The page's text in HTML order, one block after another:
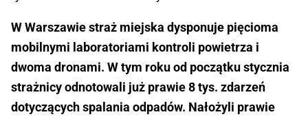
W Warszawie straż miejska dysponuje pięcioma
mobilnymi laboratoriami kontroli powietrza i
dwoma dronami. W tym roku od początku stycznia
strażnicy odnotowali już prawie 8 tys. zdarzeń
dotyczących spalania odpadów. Nałożyli prawie